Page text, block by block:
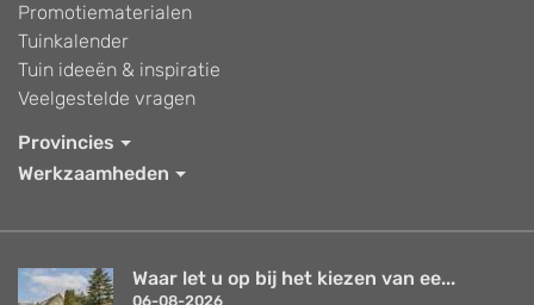
Promotiematerialen
Tuinkalender
Tuin ideeën & inspiratie
Veelgestelde vragen
Provincies
Werkzaamheden
Waar let u op bij het kiezen van ee...
06-08-2026